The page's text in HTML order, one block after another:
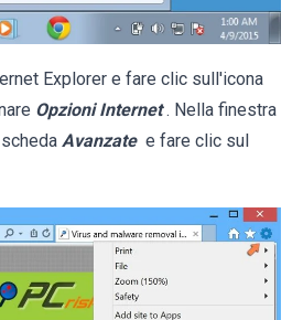
Explorer e fare clic sull'icona
Opzioni Internet . Nella finestra
Avanzate e fare clic sul